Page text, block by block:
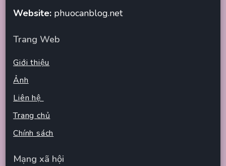
Website: phuocanblog.net
Trang Web
Giới thiệu
Ảnh
Liên hệ
Trang chủ
Chính sách
Mạng xã hội